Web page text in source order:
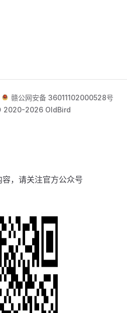
赣公网安备 36011102000528号
2020-2026 OldBird
，请关注官方公众号